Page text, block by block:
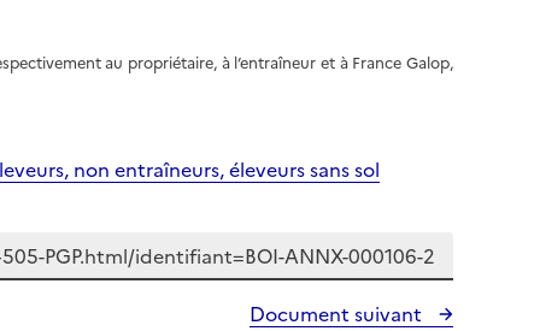
au propriétaire, à l’entraîneur et à France Galop,
non entraîneurs, éleveurs sans sol
Document suivant